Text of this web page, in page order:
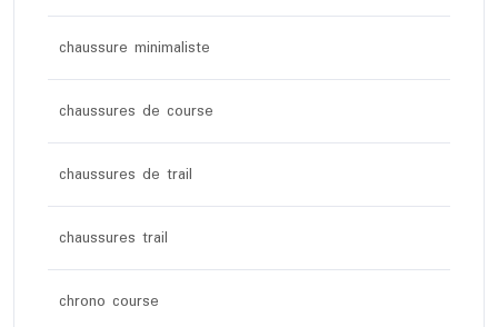
chaussure minimaliste
chaussures de course
chaussures de trail
chaussures trail
chrono course